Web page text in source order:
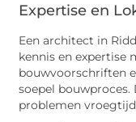
Expertise en
Een architect in
kennis en expertise
bouwvoorschriften
soepel
problemen